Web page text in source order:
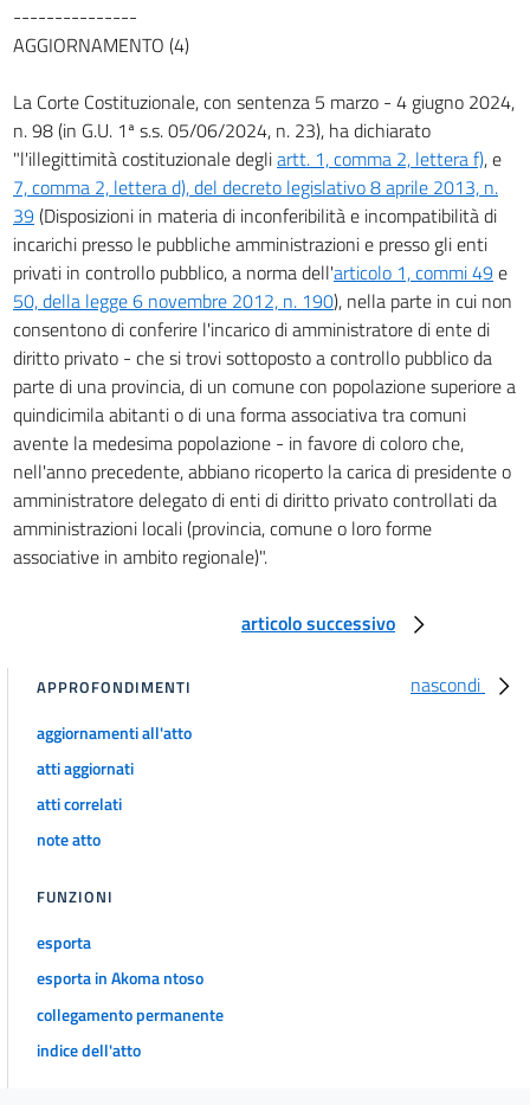
---------------
AGGIORNAMENTO (4)
La Corte Costituzionale, con sentenza 5 marzo - 4 giugno 2024,
n. 98 (in G.U. 1ª s.s. 05/06/2024, n. 23), ha dichiarato
"l'illegittimità costituzionale degliartt. 1, comma 2, lettera f), e
7, comma 2, lettera d), del decreto legislativo 8 aprile 2013, n.
39 (Disposizioni in materia di inconferibilità e incompatibilità di
incarichi presso le pubbliche amministrazioni e presso gli enti
privati in controllo pubblico, a norma dell'articolo 1, commi 49 e
50, della legge 6 novembre 2012, n. 190), nella parte in cui non
consentono di conferire l'incarico di amministratore di ente di
diritto privato - che si trovi sottoposto a controllo pubblico da
parte di una provincia, di un comune con popolazione superiore a
quindicimila abitanti o di una forma associativa tra comuni
avente la medesima popolazione - in favore di coloro che,
nell'anno precedente, abbiano ricoperto la carica di presidente o
amministratore delegato di enti di diritto privato controllati da
amministrazioni locali (provincia, comune o loro forme
associative in ambito regionale)".
articolo successivo
nascondi
APPROFONDIMENTI
aggiornamenti all'atto
atti aggiornati
atti correlati
note atto
FUNZIONI
esporta
esporta in Akoma ntoso
collegamento permanente
indice dell'atto